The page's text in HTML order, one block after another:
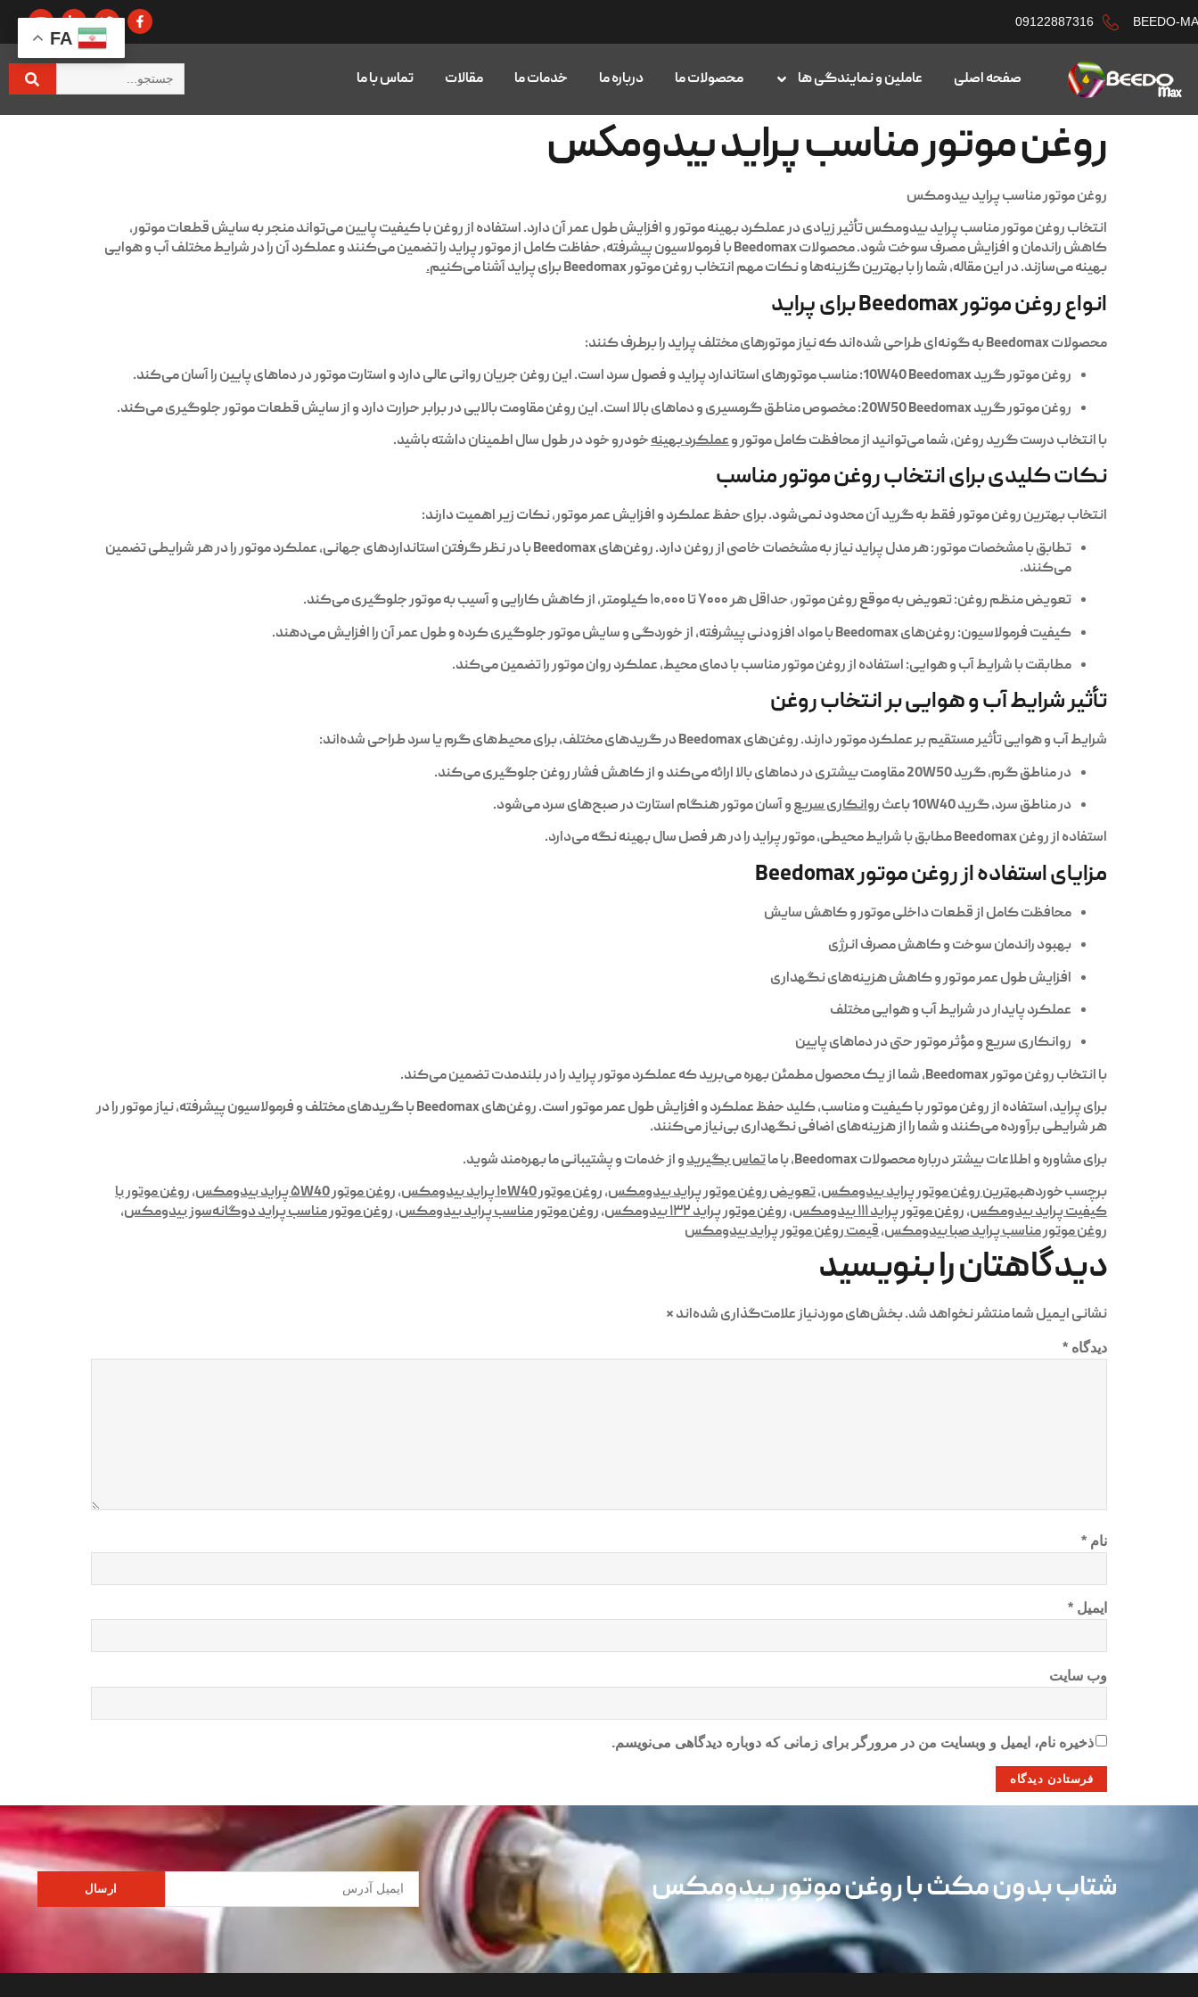
BEEDO-
09122887316
صفحه اصلی عاملین و نمایندگی ها محصولات ما درباره ما خدمات ما مقالات تماس با ما
روغن موتور مناسب پراید بیدومکس
روغن موتور مناسب پراید بیدومکس
انتخابروغن موتور مناسب پراید بیدومکستأثیر زیادی در عملکرد بهینه موتور و افزایش طول عمر آن دارد. استفاده از روغن با کیفیت پایین می‌تواند منجر به سایش قطعات موتور،
کاهش راندمان و افزایش مصرف سوخت شود. محصولاتBeedomaxبا فرمولاسیون پیشرفته، حفاظت کامل از موتور پراید را تضمین می‌کنند و عملکرد آن را در شرایط مختلف آب و هوایی
بهینه می‌سازند. در این مقاله، شما را با بهترین گزینه‌ها و نکات مهم انتخاب روغن موتور Beedomax برای پراید آشنا می‌کنیم
.
انواع روغن موتور Beedomax برای پراید
محصولاتBeedomaxبه گونه‌ای طراحی شده‌اند که نیاز موتورهای مختلف پراید را برطرف کنند:
روغن موتور گرید 10W40 Beedomax
: مناسب موتورهای استاندارد پراید و فصول سرد است. این روغن جریان روانی عالی دارد و استارت موتور در دماهای پایین را آسان می‌کند.
روغن موتور گرید 20W50 Beedomax
: مخصوص مناطق گرمسیری و دماهای بالا است. این روغن مقاومت بالایی در برابر حرارت دارد و از سایش قطعات موتور جلوگیری می‌کند.
با انتخاب درست گرید روغن، شما می‌توانید از محافظت کامل موتور وعملکرد بهینهخودرو خود در طول سال اطمینان داشته باشید.
نکات کلیدی برای انتخاب روغن موتور مناسب
انتخاب بهترین روغن موتور فقط به گرید آن محدود نمی‌شود. برای حفظ عملکرد و افزایش عمر موتور، نکات زیر اهمیت دارند:
تطابق با مشخصات موتور
: هر مدل پراید نیاز به مشخصات خاصی از روغن دارد. روغن‌های Beedomax با در نظر گرفتن استانداردهای جهانی، عملکرد موتور را در هر شرایطی تضمین
می‌کنند.
تعویض منظم روغن: تعویض به موقع روغن موتور، حداقل هر ۷۰۰۰ تا ۱۰,۰۰۰ کیلومتر، از کاهش کارایی و آسیب به موتور جلوگیری می‌کند.
کیفیت فرمولاسیون: روغن‌های Beedomax با مواد افزودنی پیشرفته، از خوردگی و سایش موتور جلوگیری کرده و طول عمر آن را افزایش می‌دهند.
مطابقت با شرایط آب و هوایی: استفاده از روغن موتور مناسب با دمای محیط، عملکرد روان موتور را تضمین می‌کند.
تأثیر شرایط آب و هوایی بر انتخاب روغن
شرایط آب و هوایی تأثیر مستقیم بر عملکرد موتور دارند. روغن‌های Beedomax در گریدهای مختلف، برای محیط‌های گرم یا سرد طراحی شده‌اند:
در مناطق گرم، گرید 20W50 مقاومت بیشتری در دماهای بالا ارائه می‌کند و از کاهش فشار روغن جلوگیری می‌کند.
در مناطق سرد، گرید 10W40 باعث
روانکاری سریعو آسان موتور هنگام استارت در صبح‌های سرد می‌شود.
استفاده از روغن Beedomax مطابق با شرایط محیطی، موتور پراید را در هر فصل سال بهینه نگه می‌دارد.
مزایای استفاده از روغن موتور Beedomax
محافظت کامل از قطعات داخلی موتور و کاهش سایش
بهبود راندمان سوخت و کاهش مصرف انرژی
افزایش طول عمر موتور و کاهش هزینه‌های نگهداری
عملکرد پایدار در شرایط آب و هوایی مختلف
روانکاری سریع و مؤثر موتور حتی در دماهای پایین
با انتخاب روغن موتور Beedomax، شما از یک محصول مطمئن بهره می‌برید که عملکرد موتور پراید را در بلندمدت تضمین می‌کند.
برای پراید، استفاده از روغن موتور با کیفیت و مناسب، کلید حفظ عملکرد و افزایش طول عمر موتور است. روغن‌های Beedomax با گریدهای مختلف و فرمولاسیون پیشرفته، نیاز موتور را در
هر شرایطی برآورده می‌کنند و شما را از هزینه‌های اضافی نگهداری بی‌نیاز می‌کنند.
برای مشاوره و اطلاعات بیشتر درباره محصولات Beedomax، با ما
تماس بگیریدو از خدمات و پشتیبانی ما بهره‌مند شوید.
برچسب خوردهبهترین روغن موتور پراید بیدومکس,تعویض روغن موتور پراید بیدومکس,روغن موتور ۱۰W40 پراید بیدومکس ,روغن موتور ۵W40 پراید بیدومکس ,روغن موتور با
کیفیت پراید بیدومکس,روغن موتور پراید ۱۱۱ بیدومکس ,روغن موتور پراید ۱۳۲ بیدومکس ,روغن موتور مناسب پراید بیدومکس,روغن موتور مناسب پراید دوگانه‌سوز بیدومکس,
روغن موتور مناسب پراید صبا بیدومکس,قیمت روغن موتور پراید بیدومکس
دیدگاهتان را بنویسید
نشانی ایمیل شما منتشر نخواهد شد.بخش‌های موردنیاز علامت‌گذاری شده‌اند*
دیدگاه *
نام *
ایمیل *
وب‌ سایت
ذخیره نام، ایمیل و وبسایت من در مرورگر برای زمانی که دوباره دیدگاهی می‌نویسم.
شتاب بدون مکث با روغن موتور بیدومکس ارسال
FA